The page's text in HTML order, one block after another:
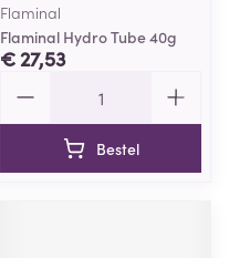
Flaminal
Flaminal Hydro Tube 40g
€ 27,53
Bestel